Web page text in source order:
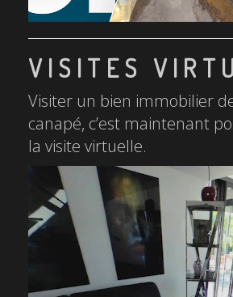
VISITES
Visiter un bien immobilier
canapé, c’est maintenant
la visite virtuelle.